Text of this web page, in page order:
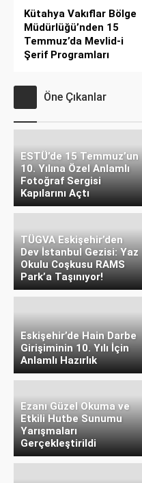
Kütahya Vakıflar Bölge
Müdürlüğü’nden 15
Temmuz’da Mevlid-i
Şerif Programları
Öne Çıkanlar
ESTÜ’de 15 Temmuz’un
10. Yılına Özel Anlamlı
Fotoğraf Sergisi
Kapılarını Açtı
TÜGVA Eskişehir’den
Dev İstanbul Gezisi: Yaz
Okulu Coşkusu RAMS
Park’a Taşınıyor!
Eskişehir’de Hain Darbe
Girişiminin 10. Yılı İçin
Anlamlı Hazırlık
Ezanı Güzel Okuma ve
Etkili Hutbe Sunumu
Yarışmaları
Gerçekleştirildi